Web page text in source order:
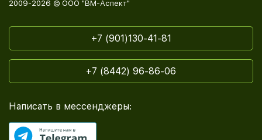
2009-2026 © ООО "ВМ-Аспект"
+7 (901)130-41-81
+7 (8442) 96-86-06
Написать в мессенджеры: